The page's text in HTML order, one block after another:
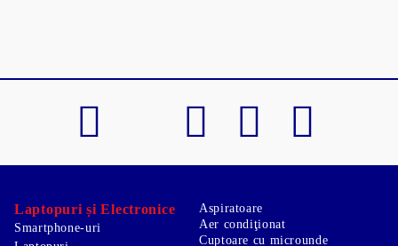
Laptopuri și Electronice
Smartphone-uri
Aspiratoare
Aer condiţionat
Cuptoare cu microunde